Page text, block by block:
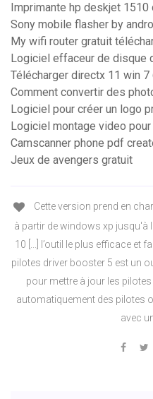
Imprimante hp deskjet 1510
Sony mobile flasher by
My wifi router gratuit
Logiciel effaceur de disque
Télécharger directx 11 win
Comment convertir des
Logiciel pour créer un logo
Logiciel montage video
Camscanner phone pdf
Jeux de avengers gratuit
Cette version prend en
à partir de windows xp jusqu'à
10 [...] l’outil le plus efficace et
pilotes driver booster 5 est un
pour mettre à jour les
automatiquement des pilotes
avec